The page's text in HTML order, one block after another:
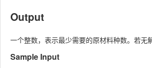
Output
一个整数，表示最少需要的原材料种数。若无
Sample Input